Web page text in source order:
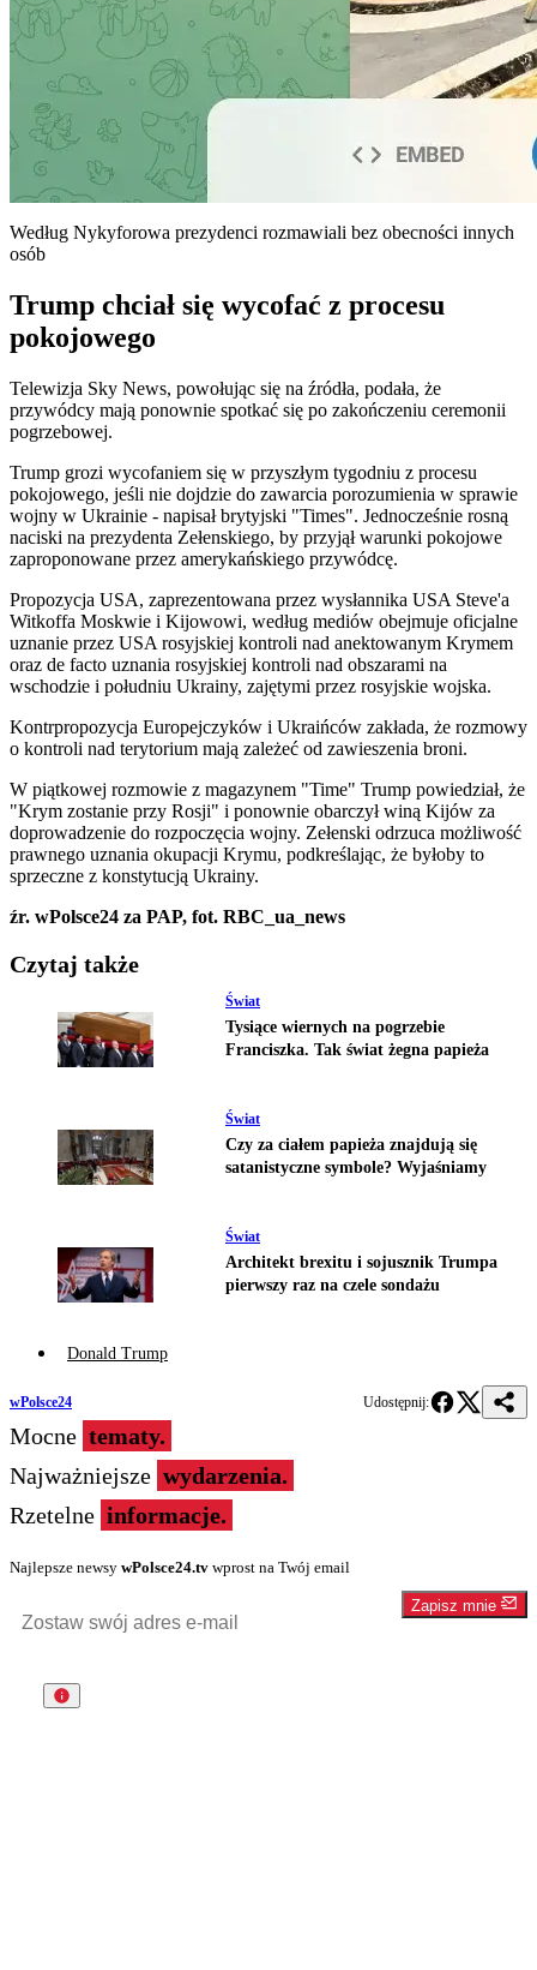
Według Nykyforowa prezydenci rozmawiali bez obecności innych
osób
Trump chciał się wycofać z procesu
pokojowego
Telewizja Sky News, powołując się na źródła, podała, że
przywódcy mają ponownie spotkać się po zakończeniu ceremonii
pogrzebowej.
Trump grozi wycofaniem się w przyszłym tygodniu z procesu
pokojowego, jeśli nie dojdzie do zawarcia porozumienia w sprawie
wojny w Ukrainie - napisał brytyjski "Times". Jednocześnie rosną
naciski na prezydenta Zełenskiego, by przyjął warunki pokojowe
zaproponowane przez amerykańskiego przywódcę.
Propozycja USA, zaprezentowana przez wysłannika USA Steve'a
Witkoffa Moskwie i Kijowowi, według mediów obejmuje oficjalne
uznanie przez USA rosyjskiej kontroli nad anektowanym Krymem
oraz de facto uznania rosyjskiej kontroli nad obszarami na
wschodzie i południu Ukrainy, zajętymi przez rosyjskie wojska.
Kontrpropozycja Europejczyków i Ukraińców zakłada, że rozmowy
o kontroli nad terytorium mają zależeć od zawieszenia broni.
W piątkowej rozmowie z magazynem "Time" Trump powiedział, że
"Krym zostanie przy Rosji" i ponownie obarczył winą Kijów za
doprowadzenie do rozpoczęcia wojny. Zełenski odrzuca możliwość
prawnego uznania okupacji Krymu, podkreślając, że byłoby to
sprzeczne z konstytucją Ukrainy.
źr. wPolsce24 za PAP, fot. RBC_ua_news
Czytaj także
Świat
Tysiące wiernych na pogrzebie
Franciszka. Tak świat żegna papieża
Świat
Czy za ciałem papieża znajdują się
satanistyczne symbole? Wyjaśniamy
Świat
Architekt brexitu i sojusznik Trumpa
pierwszy raz na czele sondażu
Donald Trump
wPolsce24 Udostępnij:
Mocne tematy.
Najważniejsze wydarzenia.
Rzetelne informacje.
Najlepsze newsy wPolsce24.tv wprost na Twój email
Zapisz mnie